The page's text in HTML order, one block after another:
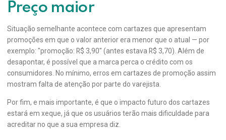
Preço maior
Situação semelhante acontece com cartazes que apresentam
promoções em que o valor anterior era menor que o atual — por
exemplo: "promoção: R$ 3,90" (antes estava R$ 3,70). Além de
desapontar, é possível que a marca perca o crédito com os
consumidores. No mínimo, erros em cartazes de promoção assim
mostram falta de atenção por parte do varejista.
Por fim, e mais importante, é que o impacto futuro dos cartazes
estará em xeque, já que os usuários terão mais dificuldade para
acreditar no que a sua empresa diz.